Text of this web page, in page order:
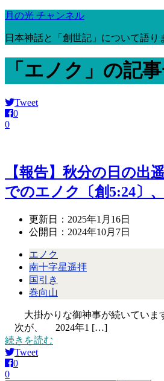
月の光 チャンネル
日本神話と「創世記」について語り
「エノク」の記
Tweet
0
0
【報告】秋分の日の出
でのエノク〔創5:24〕
更新日： 2025年1月16日
公開日： 2024年10月7日
エノク
南十字星遥拝
国引き
巻向山
大掛かりな御神事が続いていま
次が、 2024年1 […]
続きを読む
Tweet
0
0